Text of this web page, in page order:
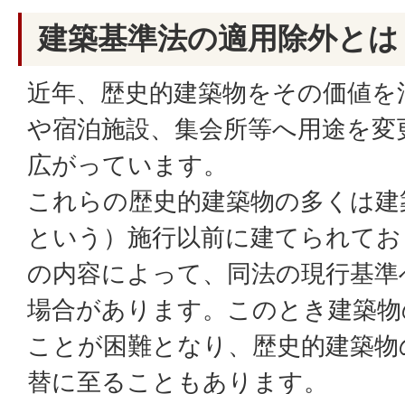
建築基準法の適用除外とは
近年、歴史的建築物をその価値
や宿泊施設、集会所等へ用途を
広がっています。
これらの歴史的建築物の多くは
という）施行以前に建てられて
の内容によって、同法の現行基
場合があります。このとき建築
ことが困難となり、歴史的建築
替に至ることもあります。